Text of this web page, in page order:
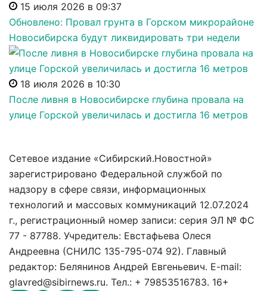
15 июля 2026 в 09:37
Обновлено: Провал грунта в Горском микрорайоне
Новосибирска будут ликвидировать три недели
18 июля 2026 в 10:30
После ливня в Новосибирске глубина провала на
улице Горской увеличилась и достигла 16 метров
Сетевое издание «Сибирский.Новостной»
зарегистрировано Федеральной службой по
надзору в сфере связи, информационных
технологий и массовых коммуникаций 12.07.2024
г., регистрационный номер записи: серия ЭЛ № ФС
77 - 87788. Учредитель: Евстафьева Олеся
Андреевна (СНИЛС 135-795-074 92). Главный
редактор: Белянинов Андрей Евгеньевич. E-mail:
glavred@sibirnews.ru. Тел.: + 79853516783. 16+